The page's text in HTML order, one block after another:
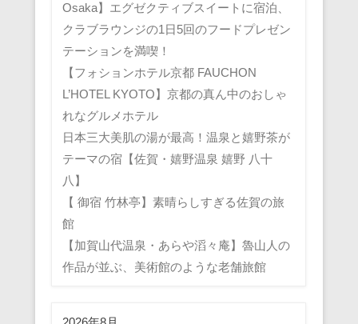
Osaka】エグゼクティブスイートに宿泊、
クラブラウンジの1日5回のフードプレゼン
テーションを満喫！
【フォションホテル京都 FAUCHON
L’HOTEL KYOTO】京都の真ん中のおしゃ
れなグルメホテル
日本三大美肌の湯が最高！温泉と嬉野茶が
テーマの宿【佐賀・嬉野温泉 嬉野 八十
八】
【 御宿 竹林亭】素晴らしすぎる佐賀の旅
館
【加賀山代温泉・あらや滔々庵】魯山人の
作品が並ぶ、美術館のような老舗旅館